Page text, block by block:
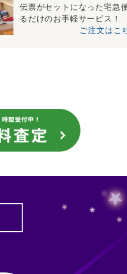
伝票がセットになった宅急
るだけのお手軽サービス！
ご注文はこ